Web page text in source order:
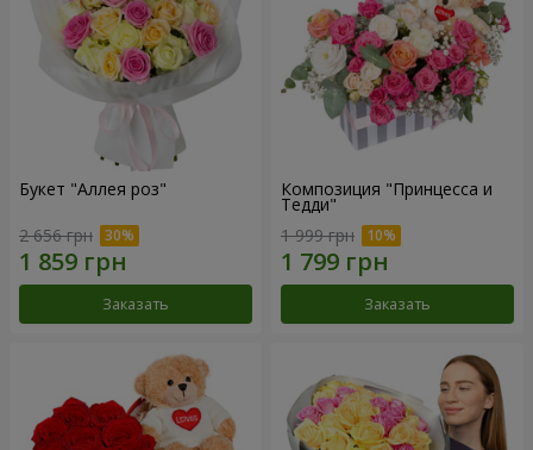
Букет "Аллея роз"
2 656 грн
Заказать
Композиция "Принцесса и
Тедди"
1 999 грн
Заказать